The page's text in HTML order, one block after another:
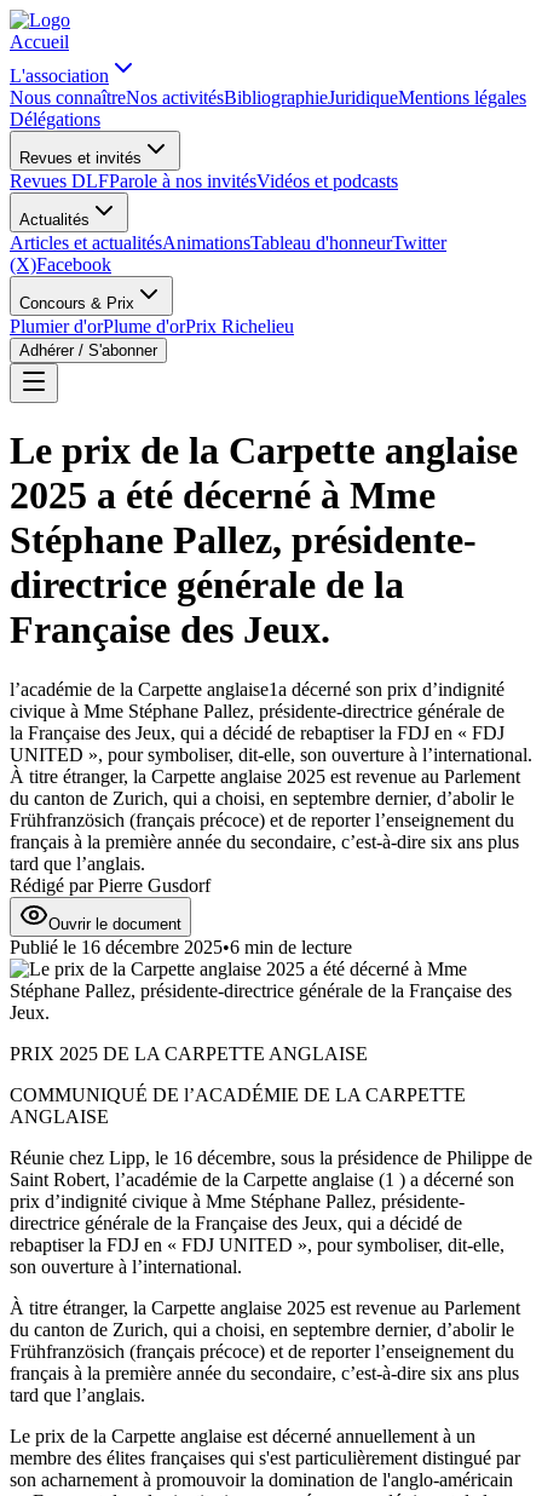
Accueil
L'association
Nous connaîtreNos activitésBibliographieJuridiqueMentions légales
Délégations
Revues et invités
Revues DLFParole à nos invitésVidéos et podcasts
Actualités
Articles et actualitésAnimationsTableau d'honneurTwitter
(X)Facebook
Concours & Prix
Plumier d'orPlume d'orPrix Richelieu
Adhérer / S'abonner
Le prix de la Carpette anglaise
2025 a été décerné à Mme
Stéphane Pallez, présidente-
directrice générale de la
Française des Jeux.
l’académie de la Carpette anglaise1a décerné son prix d’indignité
civique à Mme Stéphane Pallez, présidente-directrice générale de
la Française des Jeux, qui a décidé de rebaptiser la FDJ en « FDJ
UNITED », pour symboliser, dit-elle, son ouverture à l’international.
À titre étranger, la Carpette anglaise 2025 est revenue au Parlement
du canton de Zurich, qui a choisi, en septembre dernier, d’abolir le
Frühfranzösich (français précoce) et de reporter l’enseignement du
français à la première année du secondaire, c’est-à-dire six ans plus
tard que l’anglais.
Rédigé parPierre Gusdorf
Ouvrir le document
Publié le 16 décembre 2025•6 min de lecture
PRIX 2025 DE LA CARPETTE ANGLAISE
COMMUNIQUÉ DE l’ACADÉMIE DE LA CARPETTE
ANGLAISE
Réunie chez Lipp, le 16 décembre, sous la présidence de Philippe de
Saint Robert, l’académie de la Carpette anglaise (1 ) a décerné son
prix d’indignité civique à Mme Stéphane Pallez, présidente-
directrice générale de la Française des Jeux, qui a décidé de
rebaptiser la FDJ en « FDJ UNITED », pour symboliser, dit-elle,
son ouverture à l’international.
À titre étranger, la Carpette anglaise 2025 est revenue au Parlement
du canton de Zurich, qui a choisi, en septembre dernier, d’abolir le
Frühfranzösich (français précoce) et de reporter l’enseignement du
français à la première année du secondaire, c’est-à-dire six ans plus
tard que l’anglais.
Le prix de la Carpette anglaise est décerné annuellement à un
membre des élites françaises qui s'est particulièrement distingué par
son acharnement à promouvoir la domination de l'anglo-américain